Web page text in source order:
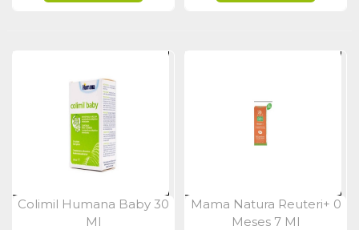
Vista Rápida
Colimil Humana Baby 30
Ml
Vista Rápida
Mama Natura Reuteri+ 0
Meses 7 Ml